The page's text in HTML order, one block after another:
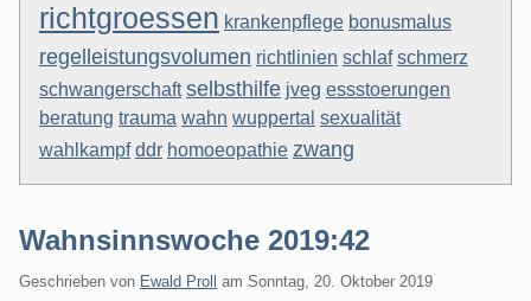
richtgroessen krankenpflege bonusmalus
regelleistungsvolumen richtlinien schlaf schmerz
schwangerschaft selbsthilfe jveg essstoerungen
beratung trauma wahn wuppertal sexualität
wahlkampf ddr homoeopathie zwang
Wahnsinnswoche 2019:42
Geschrieben von Ewald Proll am Sonntag, 20. Oktober 2019